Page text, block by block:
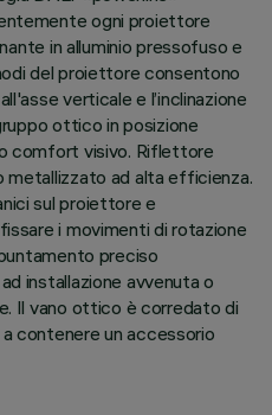
ogni proiettore
in alluminio pressofuso e
del proiettore consentono
verticale e l’inclinazione
ottico in posizione
comfort visivo. Riflettore
metallizzato ad alta efficienza.
sul proiettore e
i movimenti di rotazione
preciso
installazione avvenuta o
Il vano ottico è corredato di
contenere un accessorio